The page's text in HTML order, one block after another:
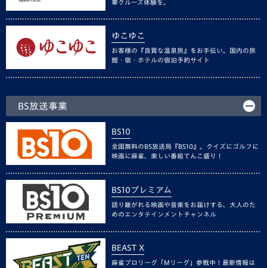
華クルーズ体験を。
ゆこゆこ
お客様の『良質な温泉旅』をお手伝い。国内の旅
館・宿・ホテルの宿泊予約サイト
BS放送事業
BS10
全国無料のBS放送局『BS10』。クイズにゴルフに
映画に麻雀、楽しい番組てんこ盛り！
BS10プレミアム
語り継がれる映画や音楽をお届けする、大人のた
めのエンタテインメントチャンネル
BEAST X
麻雀プロリーグ「Mリーグ」参戦中！最新情報は